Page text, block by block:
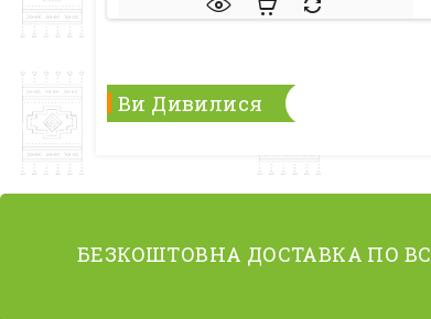
Ви Дивилися
БЕЗКОШТОВНА ДОСТАВКА ПО